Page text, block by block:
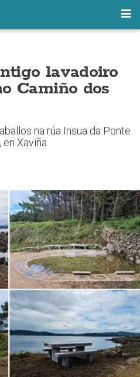
lavadoiro
Camiño dos
na rúa Insua da Ponte
Xaviña